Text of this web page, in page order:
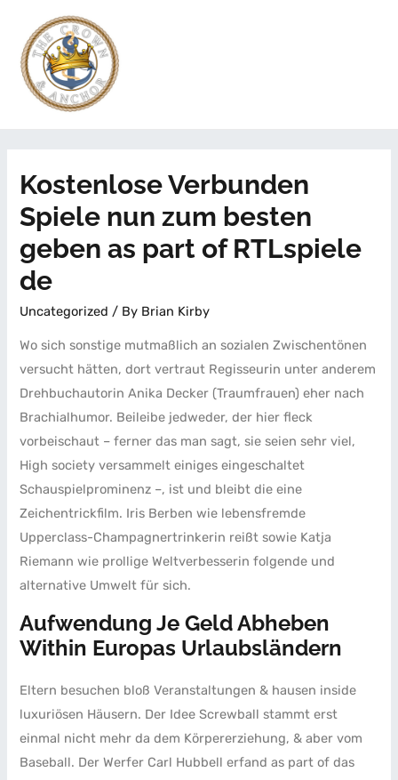
Kostenlose Verbunden
Spiele nun zum besten
geben as part of RTLspiele
de
Uncategorized / By Brian Kirby
Wo sich sonstige mutmaßlich an sozialen Zwischentönen
versucht hätten, dort vertraut Regisseurin unter anderem
Drehbuchautorin Anika Decker (Traumfrauen) eher nach
Brachialhumor. Beileibe jedweder, der hier fleck
vorbeischaut – ferner das man sagt, sie seien sehr viel,
High society versammelt einiges eingeschaltet
Schauspielprominenz –, ist und bleibt die eine
Zeichentrickfilm. Iris Berben wie lebensfremde
Upperclass-Champagnertrinkerin reißt sowie Katja
Riemann wie prollige Weltverbesserin folgende und
alternative Umwelt für sich.
Aufwendung Je Geld Abheben
Within Europas Urlaubsländern
Eltern besuchen bloß Veranstaltungen & hausen inside
luxuriösen Häusern. Der Idee Screwball stammt erst
einmal nicht mehr da dem Körpererziehung, & aber vom
Baseball. Der Werfer Carl Hubbell erfand as part of das